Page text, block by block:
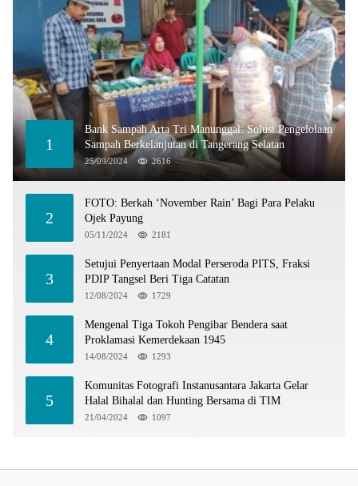
1
Bank Sampah Arta Tri Manunggal: Solusi Pengelolaan
Sampah Berkelanjutan di Tangerang Selatan
25/09/2024 2616
2
FOTO: Berkah ‘November Rain’ Bagi Para Pelaku
Ojek Payung
05/11/2024 2181
3
Setujui Penyertaan Modal Perseroda PITS, Fraksi
PDIP Tangsel Beri Tiga Catatan
12/08/2024 1729
4
Mengenal Tiga Tokoh Pengibar Bendera saat
Proklamasi Kemerdekaan 1945
14/08/2024 1293
5
Komunitas Fotografi Instanusantara Jakarta Gelar
Halal Bihalal dan Hunting Bersama di TIM
21/04/2024 1097